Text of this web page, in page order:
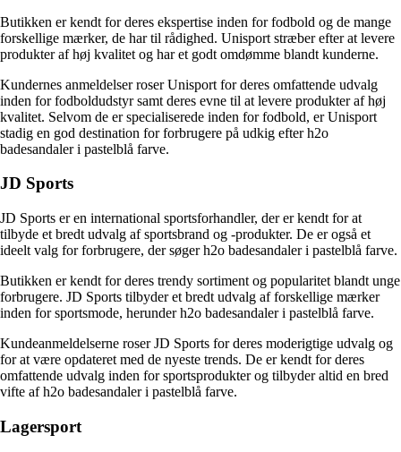
Butikken er kendt for deres ekspertise inden for fodbold og de mange
forskellige mærker, de har til rådighed. Unisport stræber efter at levere
produkter af høj kvalitet og har et godt omdømme blandt kunderne.
Kundernes anmeldelser roser Unisport for deres omfattende udvalg
inden for fodboldudstyr samt deres evne til at levere produkter af høj
kvalitet. Selvom de er specialiserede inden for fodbold, er Unisport
stadig en god destination for forbrugere på udkig efter h2o
badesandaler i pastelblå farve.
JD Sports
JD Sports er en international sportsforhandler, der er kendt for at
tilbyde et bredt udvalg af sportsbrand og -produkter. De er også et
ideelt valg for forbrugere, der søger h2o badesandaler i pastelblå farve.
Butikken er kendt for deres trendy sortiment og popularitet blandt unge
forbrugere. JD Sports tilbyder et bredt udvalg af forskellige mærker
inden for sportsmode, herunder h2o badesandaler i pastelblå farve.
Kundeanmeldelserne roser JD Sports for deres moderigtige udvalg og
for at være opdateret med de nyeste trends. De er kendt for deres
omfattende udvalg inden for sportsprodukter og tilbyder altid en bred
vifte af h2o badesandaler i pastelblå farve.
Lagersport